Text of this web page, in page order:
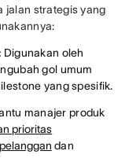
jalan strategis yang
Digunakan oleh
gol umum
yang spesifik.
manajer produk
prioritas
dan